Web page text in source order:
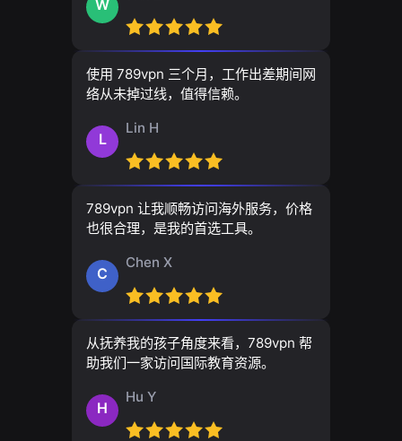
W
使用 789vpn 三个月，工作出差期间网
络从未掉过线，值得信赖。
L
Lin H
789vpn 让我顺畅访问海外服务，价格
也很合理，是我的首选工具。
C
Chen X
从抚养我的孩子角度来看，789vpn 帮
助我们一家访问国际教育资源。
H
Hu Y